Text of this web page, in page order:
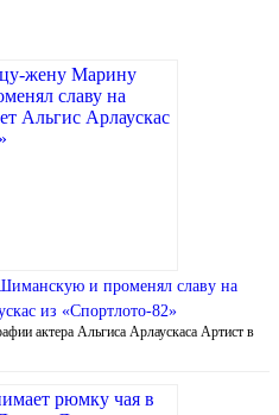
и променял славу на
из «Спортлото-82»
актера Альгиса Арлаускаса Артист в